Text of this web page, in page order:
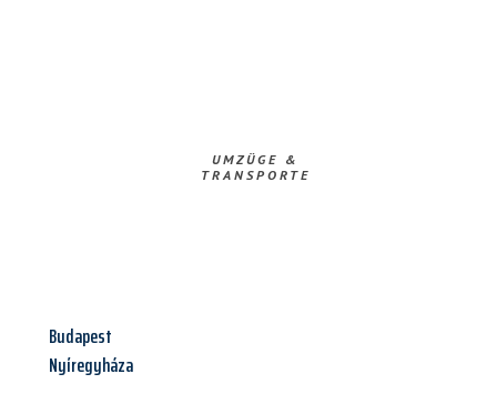
UMZÜGE &
TRANSPORTE
Budapest
Nyíregyháza